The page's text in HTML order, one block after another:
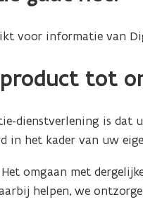
voor informatie van
tot
dienstverlening is dat
in het kader van uw
omgaan met
helpen, we